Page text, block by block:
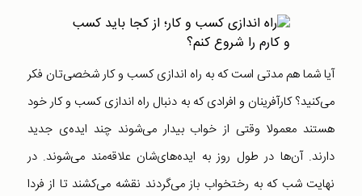
آیا شما هم مدتی است که به راه اندازی کسب و کار شخصی‌تان فکر
می‌کنید؟ کارآفرینان و افرادی که به دنبال راه اندازی کسب و کار خود
هستند معمولا وقتی از خواب بیدار می‌شوند چند ایده‌ی جدید
دارند. آن‌ها در طول روز به ایده‌های‌شان علاقه‌مند می‌شوند. در
نهایت شب که به رختخواب باز می‌گردند نقشه می‌کشند تا از فردا